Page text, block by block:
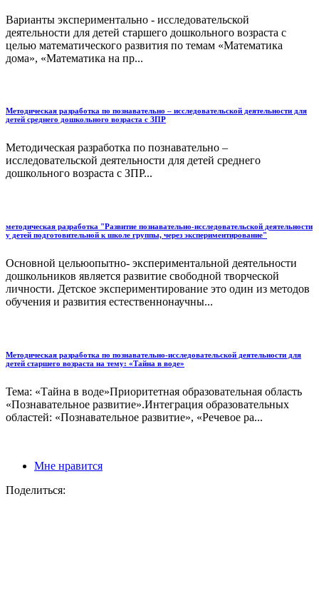
Варианты экспериментально - исследовательской
деятельности для детей старшего дошкольного возраста с
целью математического развития по темам «Математика
дома», «Математика на пр...
Методическая разработка по познавательно – исследовательской деятельности для
детей среднего дошкольного возраста с ЗПР
Методическая разработка по познавательно –
исследовательской деятельности для детей среднего
дошкольного возраста с ЗПР...
методическая разработка "Развитие познавательно-исследовательской деятельности
у детей подготовительной к школе группы, через экспериментирование"
Основной цельюопытно- экспериментальной деятельности
дошкольников является развитие свободной творческой
личности. Детское экспериментирование это один из методов
обучения и развития естественнонаучны...
Методическая разработка по познавательно-исследовательской деятельности для
детей старшего возраста на тему: «Тайна в воде»
Тема: «Тайна в воде»Приоритетная образовательная область
«Познавательное развитие».Интеграция образовательных
областей: «Познавательное развитие», «Речевое ра...
Мне нравится
Поделиться: